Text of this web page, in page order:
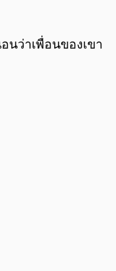
นว่าเพื่อนของเขา